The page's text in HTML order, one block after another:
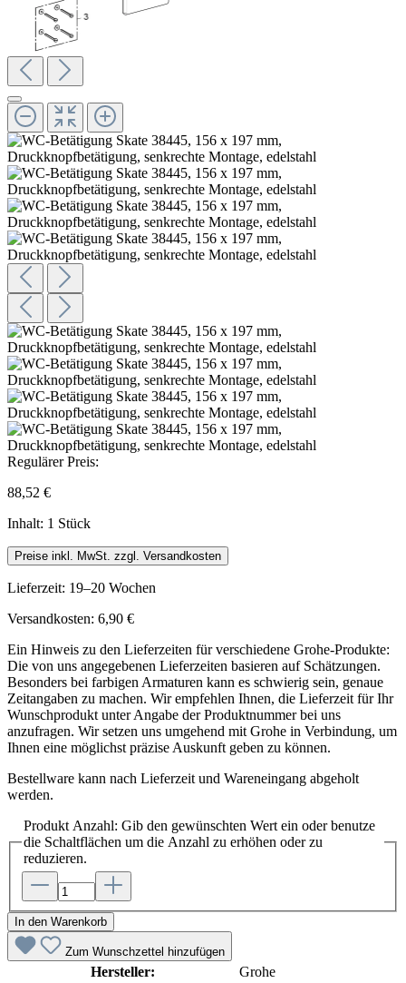
Regulärer Preis:
88,52 €
Inhalt: 1 Stück
Preise inkl. MwSt. zzgl. Versandkosten
Lieferzeit: 19–20 Wochen
Versandkosten: 6,90 €
Ein Hinweis zu den Lieferzeiten für verschiedene Grohe-Produkte:
Die von uns angegebenen Lieferzeiten basieren auf Schätzungen.
Besonders bei farbigen Armaturen kann es schwierig sein, genaue
Zeitangaben zu machen. Wir empfehlen Ihnen, die Lieferzeit für Ihr
Wunschprodukt unter Angabe der Produktnummer bei uns
anzufragen. Wir setzen uns umgehend mit Grohe in Verbindung, um
Ihnen eine möglichst präzise Auskunft geben zu können.
Bestellware kann nach Lieferzeit und Wareneingang abgeholt
werden.
Produkt Anzahl: Gib den gewünschten Wert ein oder benutze
die Schaltflächen um die Anzahl zu erhöhen oder zu
reduzieren.
In den Warenkorb
Zum Wunschzettel hinzufügen
Hersteller: Grohe